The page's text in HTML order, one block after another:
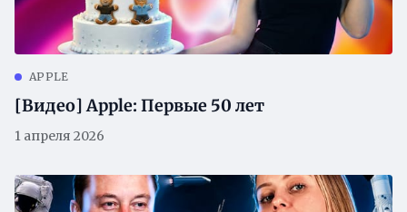
APPLE
[Видео] Apple: Первые 50 лет
1 апреля 2026